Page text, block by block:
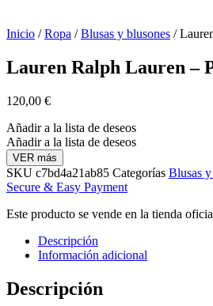
Inicio /Ropa /Blusas y blusones /
Lauren Ralph Lauren –
120,00 €
Añadir a la lista de deseos
Añadir a la lista de deseos
VER más
SKU c7bd4a21ab85 Categorías Blusas
Secure & Easy Payment
Este producto se vende en la tienda
Descripción
Información adicional
Descripción